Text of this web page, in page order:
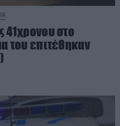
41χρονου στο
του επιτέθηκαν